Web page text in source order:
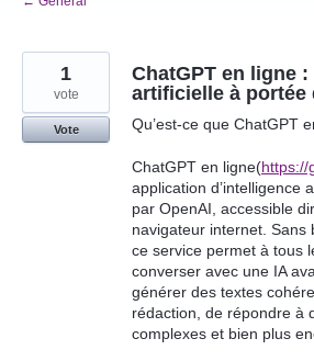
ChatGPT en ligne :
artificielle à portée
Qu’est-ce que ChatGPT
ChatGPT en ligne(https://
application d’intelligence
par OpenAI, accessible
navigateur internet. Sans
ce service permet à tous
converser avec une IA
générer des textes
rédaction, de répondre à
complexes et bien plus
1
vote
Vote